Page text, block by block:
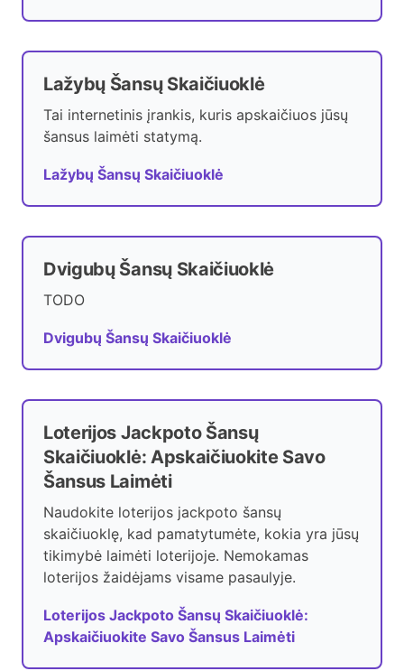
Lažybų Šansų Skaičiuoklė
Tai internetinis įrankis, kuris apskaičiuos jūsų
šansus laimėti statymą.
Lažybų Šansų Skaičiuoklė
Dvigubų Šansų Skaičiuoklė
TODO
Dvigubų Šansų Skaičiuoklė
Loterijos Jackpoto Šansų
Skaičiuoklė: Apskaičiuokite Savo
Šansus Laimėti
Naudokite loterijos jackpoto šansų
skaičiuoklę, kad pamatytumėte, kokia yra jūsų
tikimybė laimėti loterijoje. Nemokamas
loterijos žaidėjams visame pasaulyje.
Loterijos Jackpoto Šansų Skaičiuoklė:
Apskaičiuokite Savo Šansus Laimėti